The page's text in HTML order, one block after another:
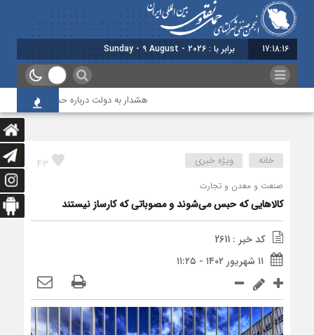
17:18:17 برابر با : Sunday - 9 August - 2026
هشدار به دولت درباره حمل‌ونقل بین‌المللی؛
43 خانه ویژه خبری
صنعت و معدن و تجارت
کالاهایی که حبس می‌شوند و مصوباتی که کارساز نیستند
کد خبر : 2611
۱۱ شهریور ۱۴۰۲ - ۱۱:۲۵